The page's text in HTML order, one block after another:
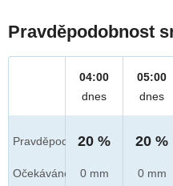
Pravděpodobnost
Pravděpod.
Očekáváno
04:00
dnes
20 %
0 mm
05:00
dnes
20 %
0 mm